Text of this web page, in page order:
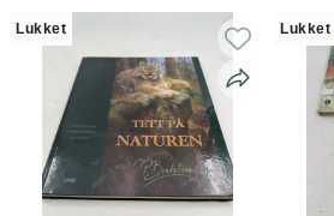
Lukket Lukket